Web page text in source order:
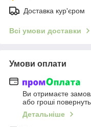
Доставка кур'єром
Всі умови доставки
Умови оплати
Ви отримаєте
або гроші
Детальніше